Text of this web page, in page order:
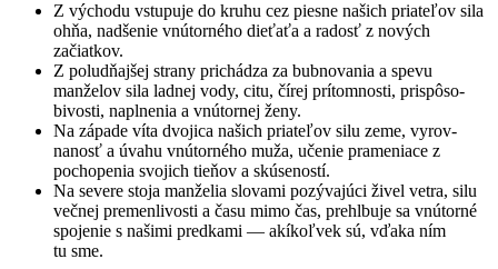
Z východu vstupu­je do kruhu cez piesne našich pri­ateľov sila
ohňa, nadše­nie vnú­torného dieťaťa a radosť z nových
začiatkov.
Z poludňa­jšej strany prichádza za bub­no­va­nia a spe­vu
manželov sila lad­nej vody, citu, čírej prí­tom­nos­ti, prispô­so­
bivosti, naplne­nia a vnú­tornej ženy.
Na západe víta dvo­ji­ca našich pri­ateľov silu zeme, vyrov­
nanosť a úvahu vnú­torného muža, uče­nie pra­me­ni­ace z
pochope­nia svo­jich tieňov a skúseností.
Na severe sto­ja manželia slo­va­mi pozý­va­jú­ci živ­el vetra, silu
večnej pre­men­livosti a času mimo čas, prehlbu­je sa vnú­torné
spo­je­nie s naši­mi pred­ka­mi — akíkoľvek sú, vďa­ka ním
tu sme.